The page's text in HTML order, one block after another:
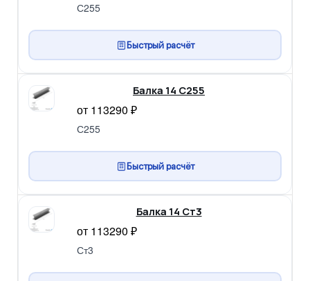
С255
Быстрый расчёт
Балка 14 С255
от 113290 ₽
С255
Быстрый расчёт
Балка 14 Ст3
от 113290 ₽
Ст3